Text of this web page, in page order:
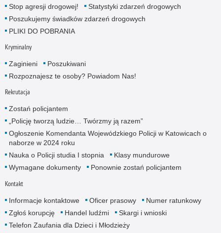
Stop agresji drogowej!
Statystyki zdarzeń drogowych
Poszukujemy świadków zdarzeń drogowych
PLIKI DO POBRANIA
Kryminalny
Zaginieni
Poszukiwani
Rozpoznajesz te osoby? Powiadom Nas!
Rekrutacja
Zostań policjantem
„Policję tworzą ludzie… Twórzmy ją razem”
Ogłoszenie Komendanta Wojewódzkiego Policji w Katowicach o
naborze w 2024 roku
Nauka o Policji studia I stopnia
Klasy mundurowe
Wymagane dokumenty
Ponownie zostań policjantem
Kontakt
Informacje kontaktowe Oficer prasowy
Numer ratunkowy
Zgłoś korupcję
Handel ludźmi
Skargi i wnioski
Telefon Zaufania dla Dzieci i Młodzieży